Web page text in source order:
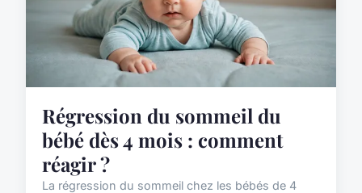
Régression du sommeil du
bébé dès 4 mois : comment
réagir ?
La régression du sommeil chez les bébés de 4